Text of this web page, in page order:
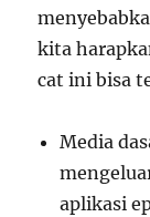
kita
cat ini bisa
Media
aplikasi